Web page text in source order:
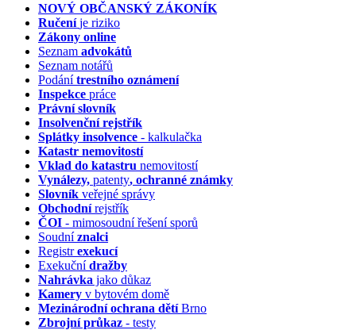
NOVÝ OBČANSKÝ ZÁKONÍK
Ručeníje riziko
Zákony online
Seznam advokátů
Seznam notářů
Podánítrestního oznámení
Inspekce práce
Právní slovník
Insolvenčnírejstřík
Splátky insolvence - kalkulačka
Katastr nemovitostí
Vklad do katastru nemovitostí
Vynálezy, patenty, ochranné známky
Slovník veřejné správy
Obchodnírejstřík
ČOI - mimosoudní řešení sporů
Soudníznalci
Registrexekucí
Exekučnídražby
Nahrávka jako důkaz
Kamery v bytovém domě
Mezinárodní ochrana dětíBrno
Zbrojní průkaz - testy